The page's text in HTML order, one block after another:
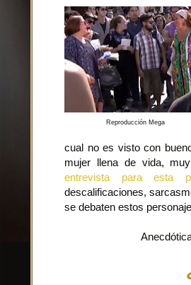
Reproducción Mega
cual no es visto con
mujer llena de vida,
entrevista para esta
descalificaciones,
se debaten estos